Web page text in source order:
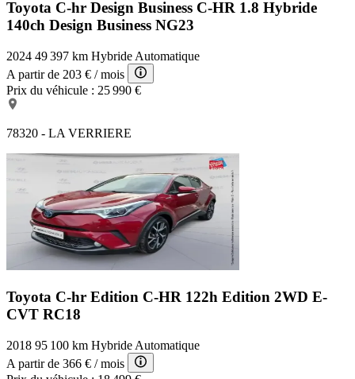
Toyota C-hr Design Business C-HR 1.8 Hybride
140ch Design Business NG23
2024 49 397 km Hybride Automatique
A partir de 203 € / mois
Prix du véhicule : 25 990 €
78320 - LA VERRIERE
Toyota C-hr Edition C-HR 122h Edition 2WD E-
CVT RC18
2018 95 100 km Hybride Automatique
A partir de 366 € / mois